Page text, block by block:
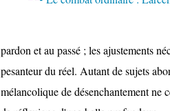
pardon et au passé ; les ajustements
pesanteur du réel. Autant de sujets
mélancolique de désenchantement ne